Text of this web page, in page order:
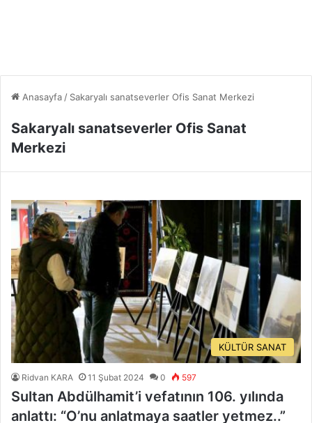
Anasayfa / Sakaryalı sanatseverler Ofis Sanat Merkezi
Sakaryalı sanatseverler Ofis Sanat
Merkezi
KÜLTÜR SANAT
Ridvan KARA 11 Şubat 2024 0 597
Sultan Abdülhamit’i vefatının 106. yılında
anlattı: “O’nu anlatmaya saatler yetmez..”